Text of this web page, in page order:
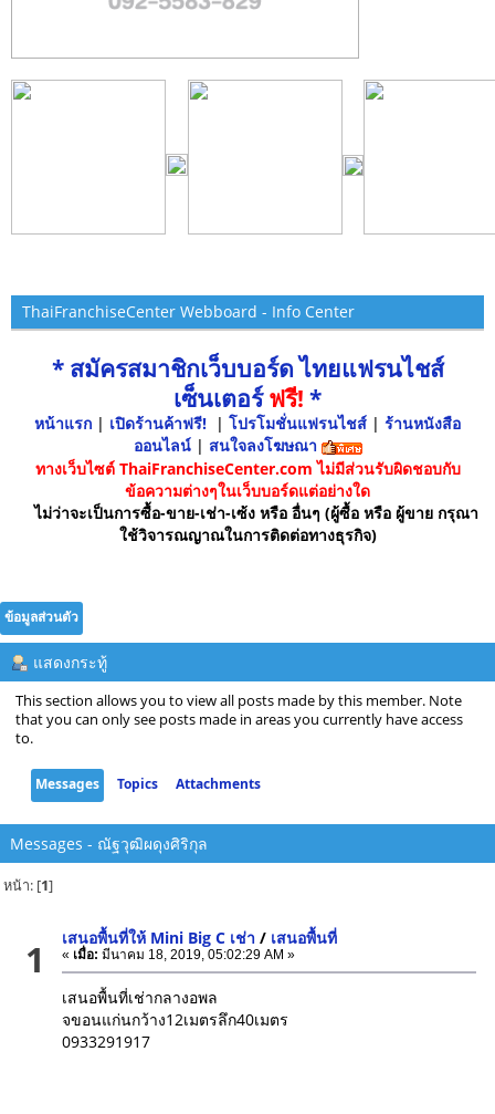
ThaiFranchiseCenter Webboard - Info Center
* สมัครสมาชิกเว็บบอร์ด ไทยแฟรนไชส์
เซ็นเตอร์ฟรี! *
หน้าแรก | เปิดร้านค้าฟรี! | โปรโมชั่นแฟรนไชส์ | ร้านหนังสือ
ออนไลน์ | สนใจลงโฆษณา
ทางเว็บไซต์ ThaiFranchiseCenter.com ไม่มีส่วนรับผิดชอบกับ
ข้อความต่างๆในเว็บบอร์ดแต่อย่างใด
ไม่ว่าจะเป็นการซื้อ-ขาย-เช่า-เซ้ง หรือ อื่นๆ (ผู้ซื้อ หรือ ผู้ขาย กรุณา
ใช้วิจารณญาณในการติดต่อทางธุรกิจ)
ข้อมูลส่วนตัว
แสดงกระทู้
This section allows you to view all posts made by this member. Note
that you can only see posts made in areas you currently have access
to.
Messages Topics Attachments
Messages - ณัฐวุฒิผดุงศิริกุล
หน้า: [1]
1 เสนอพื้นที่ให้ Mini Big C เช่า / เสนอพื้นที่
« เมื่อ: มีนาคม 18, 2019, 05:02:29 AM »
เสนอพื้นที่เช่ากลางอพล
จขอนแก่นกว้าง12เมตรลึก40เมตร
0933291917